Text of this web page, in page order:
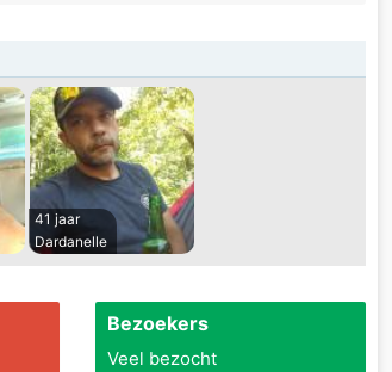
41 jaar
Dardanelle
Bezoekers
Veel bezocht